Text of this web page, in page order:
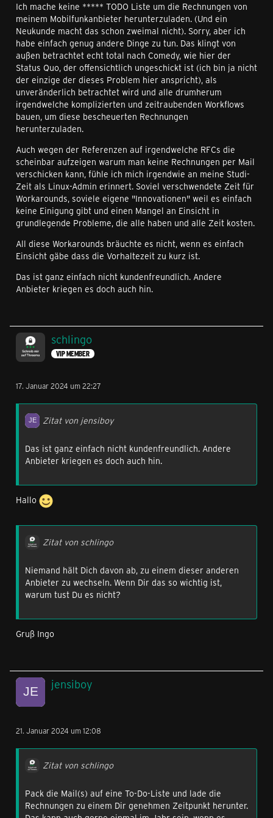
Ich mache keine ***** TODO Liste um die Rechnungen von
meinem Mobilfunkanbieter herunterzuladen. (Und ein
Neukunde macht das schon zweimal nicht). Sorry, aber ich
habe einfach genug andere Dinge zu tun. Das klingt von
außen betrachtet echt total nach Comedy, wie hier der
Status Quo, der offensichtlich ungeschickt ist (ich bin ja nicht
der einzige der dieses Problem hier anspricht), als
unveränderlich betrachtet wird und alle drumherum
irgendwelche komplizierten und zeitraubenden Workflows
bauen, um diese bescheuerten Rechnungen
herunterzuladen.
Auch wegen der Referenzen auf irgendwelche RFCs die
scheinbar aufzeigen warum man keine Rechnungen per Mail
verschicken kann, fühle ich mich irgendwie an meine Studi-
Zeit als Linux-Admin erinnert. Soviel verschwendete Zeit für
Workarounds, soviele eigene "Innovationen" weil es einfach
keine Einigung gibt und einen Mangel an Einsicht in
grundlegende Probleme, die alle haben und alle Zeit kosten.
All diese Workarounds bräuchte es nicht, wenn es einfach
Einsicht gäbe dass die Vorhaltezeit zu kurz ist.
Das ist ganz einfach nicht kundenfreundlich. Andere
Anbieter kriegen es doch auch hin.
schlingo
VIP MEMBER
17. Januar 2024 um 22:27
Zitat von jensiboy
Das ist ganz einfach nicht kundenfreundlich. Andere
Anbieter kriegen es doch auch hin.
Hallo
Zitat von schlingo
Niemand hält Dich davon ab, zu einem dieser anderen
Anbieter zu wechseln. Wenn Dir das so wichtig ist,
warum tust Du es nicht?
Gruß Ingo
jensiboy
21. Januar 2024 um 12:08
Zitat von schlingo
Pack die Mail(s) auf eine To-Do-Liste und lade die
Rechnungen zu einem Dir genehmen Zeitpunkt herunter.